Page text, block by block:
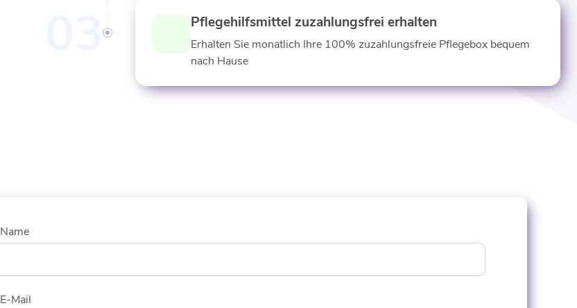
03 Pflegehilfsmittel zuzahlungsfrei erhalten
Erhalten Sie monatlich Ihre 100% zuzahlungsfreie Pflegebox bequem
nach Hause
Name
E-Mail